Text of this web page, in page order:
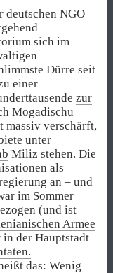
deutschen NGO
sich im
Dürre seit
einer
zur
Mogadischu
massiv verschärft,
unter
Miliz stehen. Die
als
an – und
im Sommer
(und ist
Armee
in der Hauptstadt
das: Wenig